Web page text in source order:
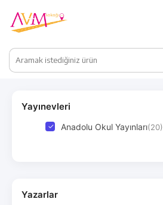
Yayınevleri
Anadolu Okul Yayınları(20)
Yazarlar